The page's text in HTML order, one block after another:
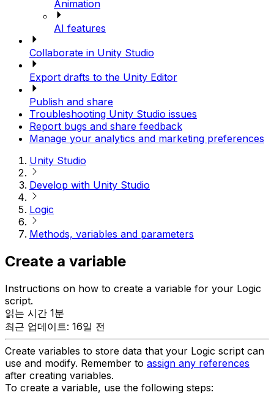
Animation
AI features
Collaborate in Unity Studio
Export drafts to the Unity Editor
Publish and share
Troubleshooting Unity Studio issues
Report bugs and share feedback
Manage your analytics and marketing preferences
Unity Studio
Develop with Unity Studio
Logic
Methods, variables and parameters
Create a variable
Instructions on how to create a variable for your Logic
script.
읽는 시간 1분
최근 업데이트: 16일 전
Create variables to store data that your Logic script can
use and modify. Remember to assign any references
after creating variables.
To create a variable, use the following steps: